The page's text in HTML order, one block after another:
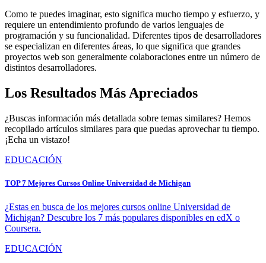
Como te puedes imaginar, esto significa mucho tiempo y esfuerzo, y
requiere un entendimiento profundo de varios lenguajes de
programación y su funcionalidad. Diferentes tipos de desarrolladores
se especializan en diferentes áreas, lo que significa que grandes
proyectos web son generalmente colaboraciones entre un número de
distintos desarrolladores.
Los Resultados Más Apreciados
¿Buscas información más detallada sobre temas similares? Hemos
recopilado artículos similares para que puedas aprovechar tu tiempo.
¡Echa un vistazo!
EDUCACIÓN
TOP 7 Mejores Cursos Online Universidad de Michigan
¿Estas en busca de los mejores cursos online Universidad de
Michigan? Descubre los 7 más populares disponibles en edX o
Coursera.
EDUCACIÓN